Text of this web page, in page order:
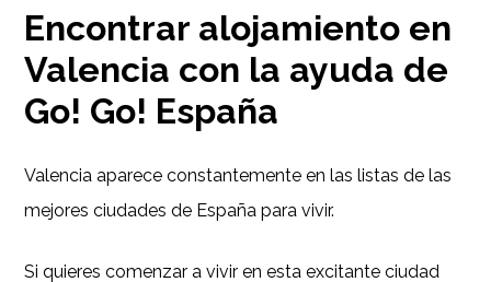
Encontrar alojamiento en
Valencia con la ayuda de
Go! Go! España
Valencia aparece constantemente en las listas de las
mejores ciudades de España para vivir.
Si quieres comenzar a vivir en esta excitante ciudad